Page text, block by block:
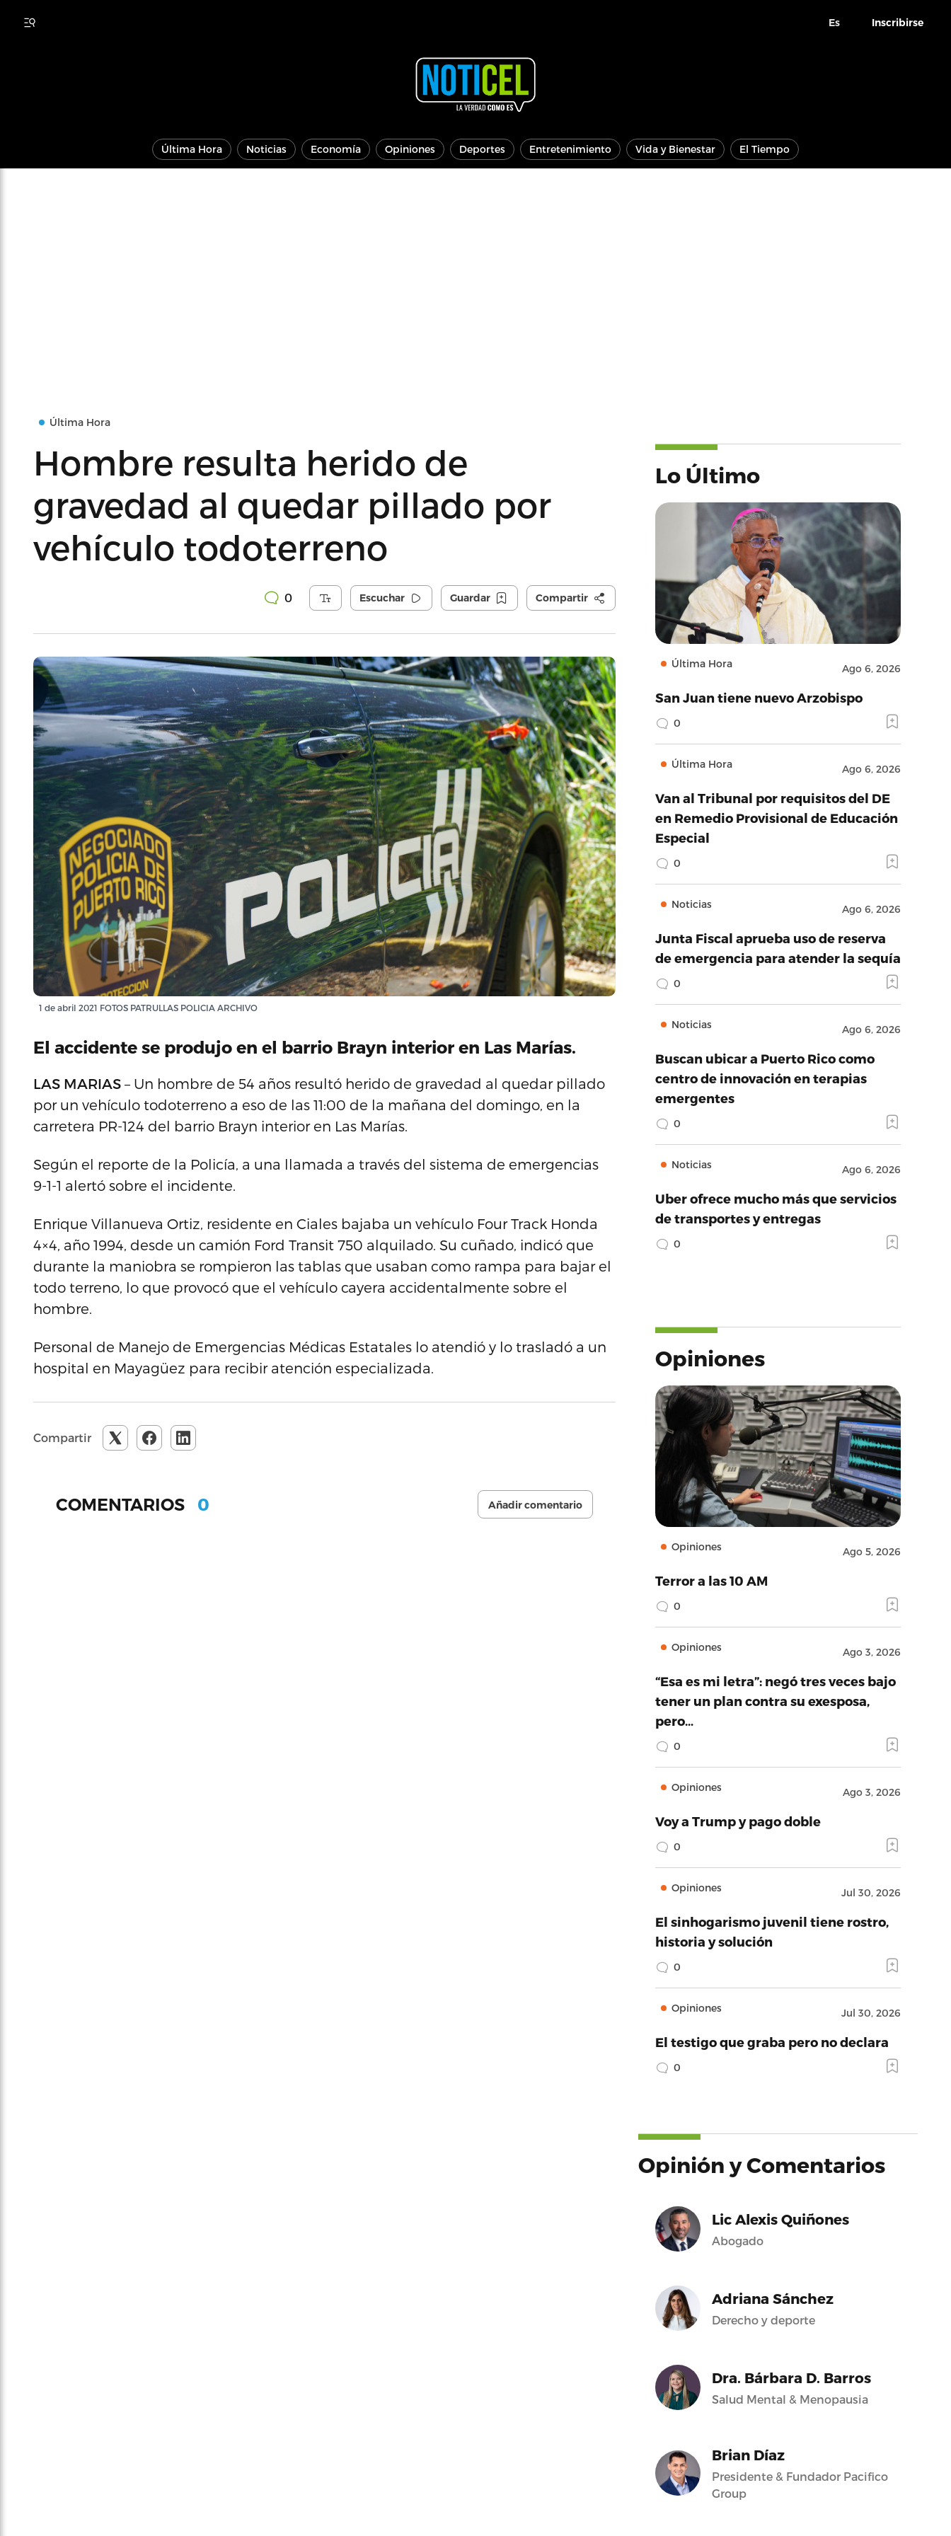
Es Inscribirse
Última Hora Noticias Economía Opiniones Deportes Entretenimiento Vida y Bienestar El Tiempo
Última Hora
Hombre resulta herido de
gravedad al quedar pillado por
vehículo todoterreno
0 Escuchar Guardar Compartir
1 de abril 2021 FOTOS PATRULLAS POLICIA ARCHIVO
El accidente se produjo en el barrio Brayn interior en Las Marías.
LAS MARIAS – Un hombre de 54 años resultó herido de gravedad al quedar pillado
por un vehículo todoterreno a eso de las 11:00 de la mañana del domingo, en la
carretera PR-124 del barrio Brayn interior en Las Marías.
Según el reporte de la Policía, a una llamada a través del sistema de emergencias
9-1-1 alertó sobre el incidente.
Enrique Villanueva Ortiz, residente en Ciales bajaba un vehículo Four Track Honda
4×4, año 1994, desde un camión Ford Transit 750 alquilado. Su cuñado, indicó que
durante la maniobra se rompieron las tablas que usaban como rampa para bajar el
todo terreno, lo que provocó que el vehículo cayera accidentalmente sobre el
hombre.
Personal de Manejo de Emergencias Médicas Estatales lo atendió y lo trasladó a un
hospital en Mayagüez para recibir atención especializada.
Compartir
COMENTARIOS 0 Añadir comentario
Lo Último
Última Hora Ago 6, 2026
San Juan tiene nuevo Arzobispo
0
Última Hora Ago 6, 2026
Van al Tribunal por requisitos del DE
en Remedio Provisional de Educación
Especial
0
Noticias Ago 6, 2026
Junta Fiscal aprueba uso de reserva
de emergencia para atender la sequía
0
Noticias Ago 6, 2026
Buscan ubicar a Puerto Rico como
centro de innovación en terapias
emergentes
0
Noticias Ago 6, 2026
Uber ofrece mucho más que servicios
de transportes y entregas
0
Opiniones
Opiniones Ago 5, 2026
Terror a las 10 AM
0
Opiniones Ago 3, 2026
“Esa es mi letra”: negó tres veces bajo
tener un plan contra su exesposa,
pero…
0
Opiniones Ago 3, 2026
Voy a Trump y pago doble
0
Opiniones Jul 30, 2026
El sinhogarismo juvenil tiene rostro,
historia y solución
0
Opiniones Jul 30, 2026
El testigo que graba pero no declara
0
Opinión y Comentarios
Lic Alexis Quiñones
Abogado
Adriana Sánchez
Derecho y deporte
Dra. Bárbara D. Barros
Salud Mental & Menopausia
Brian Díaz
Presidente & Fundador Pacifico
Group